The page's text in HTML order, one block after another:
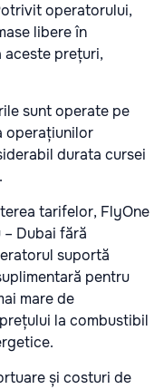
operatorului,
libere în
aceste prețuri,
sunt operate pe
operațiunilor
durata cursei
tarifelor, FlyOne
– Dubai fără
suportă
pentru
mare de
la combustibil
și costuri de